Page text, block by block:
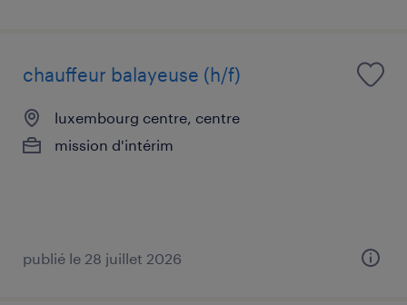
chauffeur balayeuse (h/f)
luxembourg centre, centre
mission d'intérim
publié le 28 juillet 2026